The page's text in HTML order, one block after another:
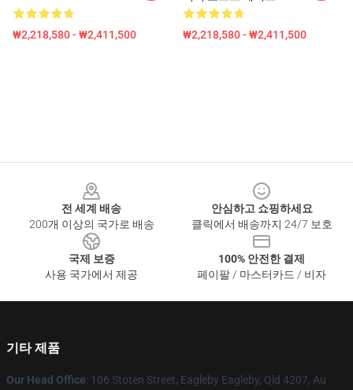
₩2,218,580 - ₩2,411,500 ₩2,218,580 - ₩2,411,500
전 세계 배송
200개 이상의 국가로 배송
안심하고 쇼핑하세요
클릭에서 배송까지 24/7 보호
국제 보증
사용 국가에서 제공
100% 안전한 결제
페이팔 / 마스터카드 / 비자
기타 제품
Our Head Office: 106 Stoten Street, Eagleby Eagleby, Qld 4207, Au